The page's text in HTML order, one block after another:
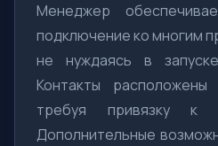
Менеджер
подключение ко многим
не нуждаясь в
Контакты
требуя привязку к
Дополнительные